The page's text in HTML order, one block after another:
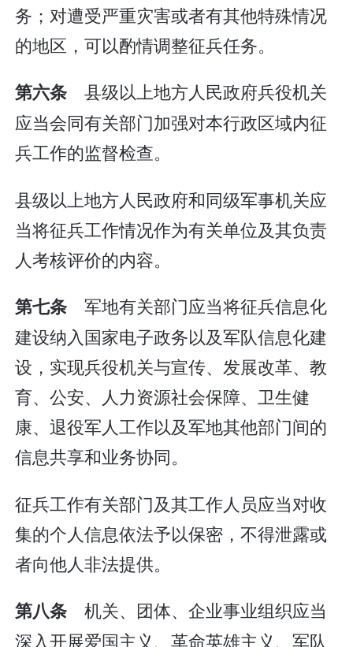
务；对遭受严重灾害或者有其他特殊情况
的地区，可以酌情调整征兵任务。
第六条 县级以上地方人民政府兵役机关
应当会同有关部门加强对本行政区域内征
兵工作的监督检查。
县级以上地方人民政府和同级军事机关应
当将征兵工作情况作为有关单位及其负责
人考核评价的内容。
第七条 军地有关部门应当将征兵信息化
建设纳入国家电子政务以及军队信息化建
设，实现兵役机关与宣传、发展改革、教
育、公安、人力资源社会保障、卫生健
康、退役军人工作以及军地其他部门间的
信息共享和业务协同。
征兵工作有关部门及其工作人员应当对收
集的个人信息依法予以保密，不得泄露或
者向他人非法提供。
第八条 机关、团体、企业事业组织应当
深入开展爱国主义、革命英雄主义、军队